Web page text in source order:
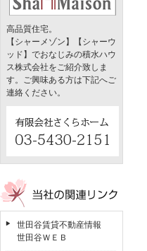
高品質住宅。
【シャーメゾン】【シャーウ
ッド】でおなじみの積水ハウ
ス株式会社をご紹介致しま
す。ご興味ある方は下記へご
連絡ください。
世田谷賃貸不動産情報
世田谷ＷＥＢ